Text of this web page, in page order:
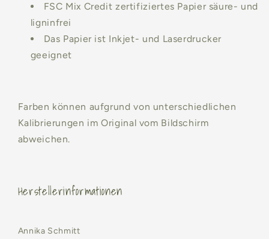
FSC Mix Credit zertifiziertes Papier säure- und
ligninfrei
Das Papier ist Inkjet- und Laserdrucker
geeignet
Farben können aufgrund von unterschiedlichen
Kalibrierungen im Original vom Bildschirm
abweichen.
Herstellerinformationen
Annika Schmitt